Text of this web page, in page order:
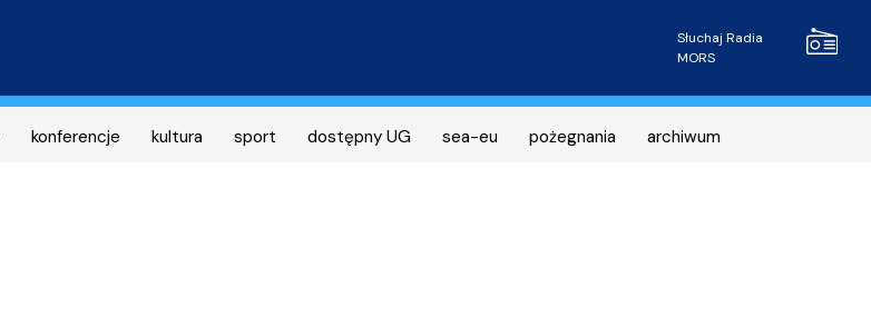
Radio
Słuchaj Radia
MORS
konferencje kultura sport dostępny UG sea-eu pożegnania archiwum